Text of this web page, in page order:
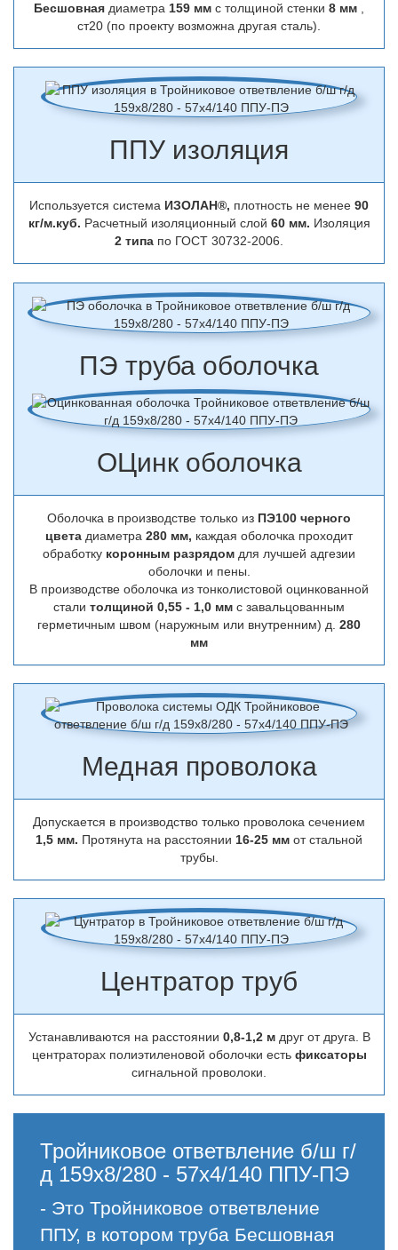
Бесшовная диаметра 159 мм с толщиной стенки 8 мм
ст20 (по проекту возможна другая сталь).
ППУ изоляция
Используется система ИЗОЛАН®, плотность не менее 90
кг/м.куб. Расчетный изоляционный слой 60 мм. Изоляция
2 типа по ГОСТ 30732-2006.
ПЭ труба оболочка
ОЦинк оболочка
Оболочка в производстве только из ПЭ100 черного
цвета диаметра 280 мм, каждая оболочка проходит
обработку коронным разрядом для лучшей адгезии
оболочки и пены.
В производстве оболочка из тонколистовой оцинкованной
стали толщиной 0,55 - 1,0 мм с завальцованным
герметичным швом (наружным или внутренним) д. 280
мм
Медная проволока
Допускается в производство только проволока сечением
1,5 мм. Протянута на расстоянии 16-25 мм от стальной
трубы.
Центратор труб
Устанавливаются на расстоянии 0,8-1,2 м друг от друга. В
центраторах полиэтиленовой оболочки есть фиксаторы
сигнальной проволоки.
Тройниковое ответвление б/ш г/
д 159х8/280 - 57х4/140 ППУ-ПЭ
- Это Тройниковое ответвление
ППУ, в котором труба Бесшовная